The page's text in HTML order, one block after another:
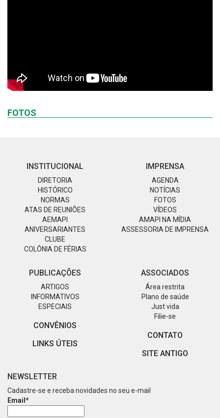
FOTOS
INSTITUCIONAL
DIRETORIA
HISTÓRICO
NORMAS
ATAS DE REUNIÕES
AEMAPI
ANIVERSARIANTES
CLUBE
COLÔNIA DE FÉRIAS
IMPRENSA
AGENDA
NOTÍCIAS
FOTOS
VÍDEOS
AMAPI NA MÍDIA
ASSESSORIA DE IMPRENSA
PUBLICAÇÕES
ARTIGOS
INFORMATIVOS
ESPECIAIS
CONVÊNIOS
LINKS ÚTEIS
ASSOCIADOS
Área restrita
Plano de saúde
Just vida
Filie-se
CONTATO
SITE ANTIGO
NEWSLETTER
Cadastre-se e receba novidades no seu e-mail
Email*